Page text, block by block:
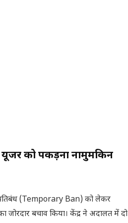
को पकड़ना नामुमकिन
प्रतिबंध (Temporary Ban) को लेकर
जोरदार बचाव किया। केंद्र ने अदालत में दो